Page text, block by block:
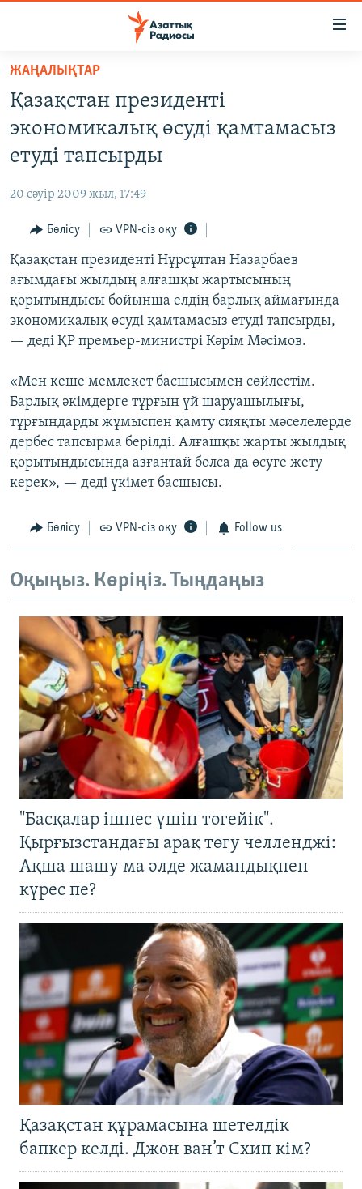
Skip
main
content
main
Navigation
Search
САЯСАТ
AZATTYQTV
АДАМ ҚҰҚЫҚТАРЫ
ӘЛЕУМЕТ
ӘЛЕМ
АРНАЙЫ ЖОБАЛАР
Русский
ЖАЗЫЛЫҢЫЗ
Басқа тілдерде
ЖАҢАЛЫҚТАР
Қазақстан президенті
экономикалық өсуді қамтамасыз
етуді тапсырды
20 сәуір 2009 жыл, 17:49
Бөлісу VPN-сіз оқу
Қазақстан президенті Нұрсұлтан Назарбаев
ағымдағы жылдың алғашқы жартысының
қорытындысы бойынша елдің барлық аймағында
экономикалық өсуді қамтамасыз етуді тапсырды,
— деді ҚР премьер-министрі Кәрім Мәсімов.
«Мен кеше мемлекет басшысымен сөйлестім.
Барлық әкімдерге тұрғын үй шаруашылығы,
тұрғындарды жұмыспен қамту сияқты мәселелерде
дербес тапсырма берілді. Алғашқы жарты жылдық
қорытындысында азғантай болса да өсуге жету
керек», — деді үкімет басшысы.
Бөлісу VPN-сіз оқу Follow us
Оқыңыз. Көріңіз. Тыңдаңыз
"Басқалар ішпес үшін төгейік".
Қырғызстандағы арақ төгу челленджі:
Ақша шашу ма әлде жамандықпен
күрес пе?
Қазақстан құрамасына шетелдік
бапкер келді. Джон ван’т Схип кім?